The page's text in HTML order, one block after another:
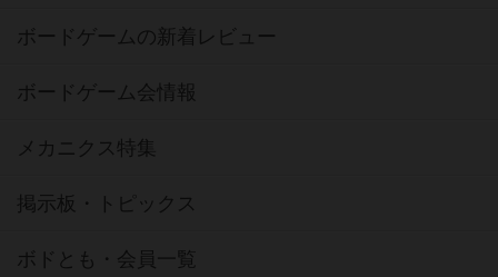
ボードゲームの新着レビュー
ボードゲーム会情報
メカニクス特集
掲示板・トピックス
ボドとも・会員一覧